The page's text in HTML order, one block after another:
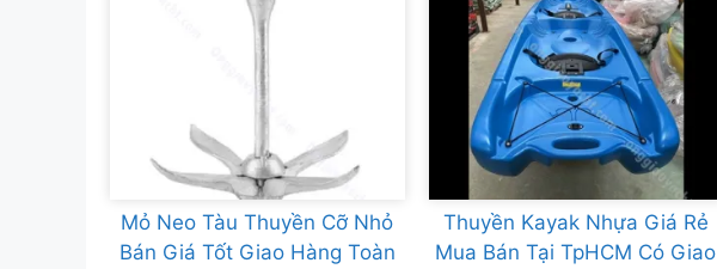
Mỏ Neo Tàu Thuyền Cỡ Nhỏ
Bán Giá Tốt Giao Hàng Toàn
Thuyền Kayak Nhựa Giá Rẻ
Mua Bán Tại TpHCM Có Giao